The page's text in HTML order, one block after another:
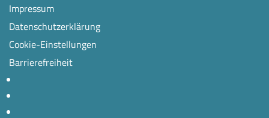
Impressum
Datenschutzerklärung
Cookie-Einstellungen
Barrierefreiheit